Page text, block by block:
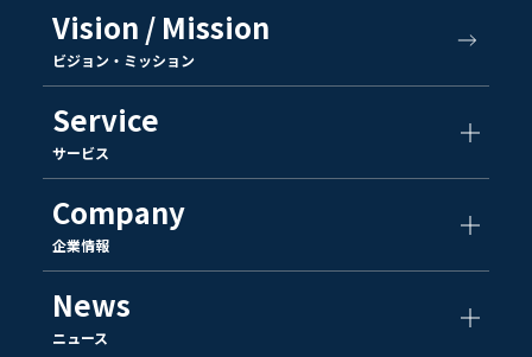
Vision / Mission
ビジョン・ミッション
Service
サービス
Company
企業情報
News
ニュース